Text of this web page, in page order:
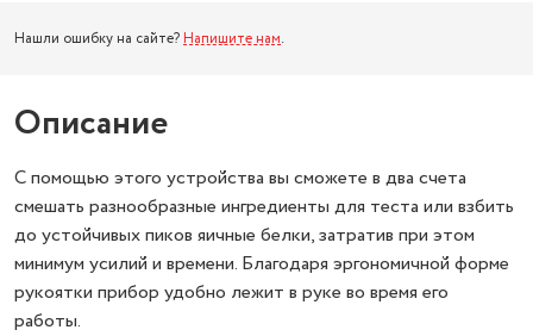
Нашли ошибку на сайте? Напишите нам.
Описание
С помощью этого устройства вы сможете в два счета
смешать разнообразные ингредиенты для теста или взбить
до устойчивых пиков яичные белки, затратив при этом
минимум усилий и времени. Благодаря эргономичной форме
рукоятки прибор удобно лежит в руке во время его
работы.